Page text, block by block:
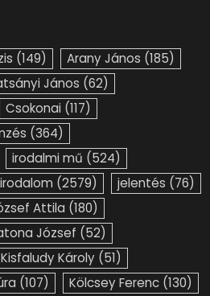
(149) Arany János (185)
János (62)
Csokonai (117)
(364)
irodalmi mű (524)
irodalom (2579) jelentés (76)
Attila (180)
József (52)
Kisfaludy Károly (51)
(107) Kölcsey Ferenc (130)